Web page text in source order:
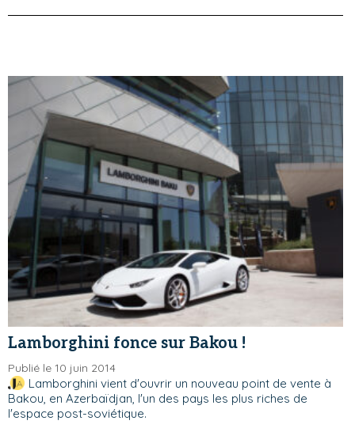
Lamborghini fonce sur Bakou !
Publié le 10 juin 2014
Lamborghini vient d'ouvrir un nouveau point de vente à
Bakou, en Azerbaïdjan, l'un des pays les plus riches de
l'espace post-soviétique.